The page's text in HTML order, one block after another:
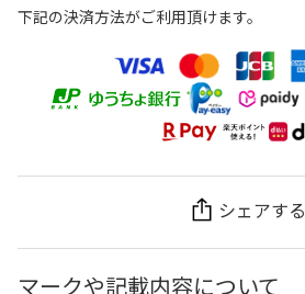
下記の決済方法がご利用頂けます。
シェアする
マークや記載内容について